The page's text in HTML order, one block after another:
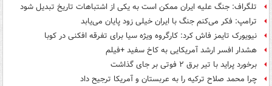
تلگراف: جنگ علیه ایران ممکن است به یکی از اشتباهات تاریخ تبدیل شود
ترامپ: فکر می‌کنم جنگ با ایران خیلی زود پایان می‌یابد
نیویورک تایمز فاش کرد: کارگروه ویژه سیا برای تفرقه افکنی در کوبا
هشدار افسر ارشد آمریکایی به کاخ سفید +فیلم
برخورد پراید با تیر برق ۲ فوتی بر جای گذاشت
چرا محمد صلاح ترکیه را به عربستان و آمریکا ترجیح داد